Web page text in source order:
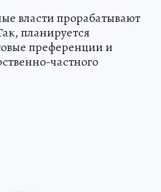
власти прорабатывают
планируется
преференции и
частного